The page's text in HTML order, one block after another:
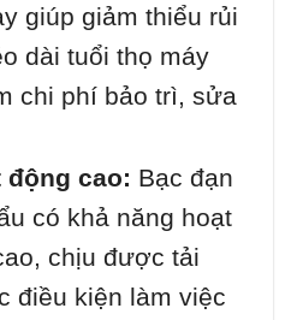
giúp giảm thiểu rủi
dài tuổi thọ máy
chi phí bảo trì, sửa
động cao: Bạc đạn
có khả năng hoạt
chịu được tải
điều kiện làm việc